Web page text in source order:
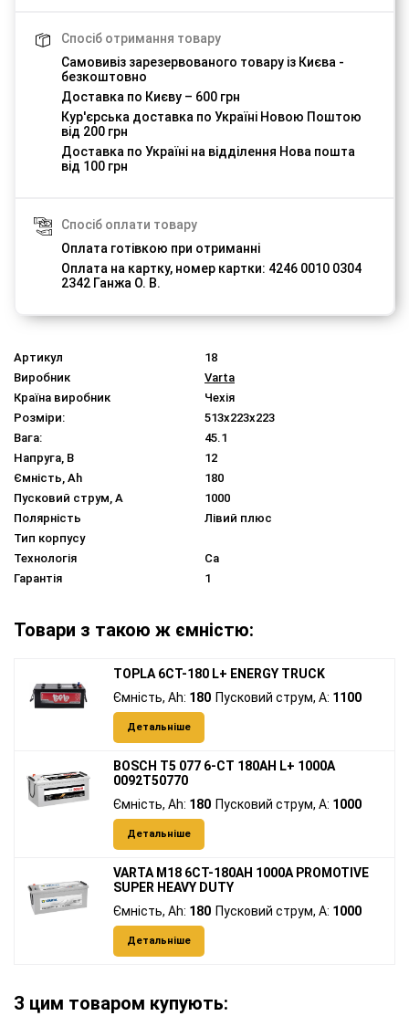
Спосіб отримання товару
Самовивіз зарезервованого товару із Києва -
безкоштовно
Доставка по Києву – 600 грн
Кур'єрська доставка по Україні Новою Поштою
від 200 грн
Доставка по Україні на відділення Нова пошта
від 100 грн
Спосіб оплати товару
Оплата готівкою при отриманні
Оплата на картку, номер картки: 4246 0010 0304
2342 Ганжа О. В.
Артикул
18
Виробник
Varta
Країна виробник
Чехія
Розміри:
513x223x223
Вага:
45.1
Напруга, В
12
Ємність, Ah
180
Пусковий струм, A
1000
Полярність
Лівий плюс
Тип корпусу
Технологія
Ca
Гарантія
1
Товари з такою ж ємністю:
TOPLA 6СТ-180 L+ ENERGY TRUCK
Ємність, Ah: 180 Пусковий струм, A: 1100
Детальніше
BOSCH T5 077 6-СТ 180AH L+ 1000A
0092T50770
Ємність, Ah: 180 Пусковий струм, A: 1000
Детальніше
VARTA M18 6СТ-180AH 1000A PROMOTIVE
SUPER HEAVY DUTY
Ємність, Ah: 180 Пусковий струм, A: 1000
Детальніше
З цим товаром купують: